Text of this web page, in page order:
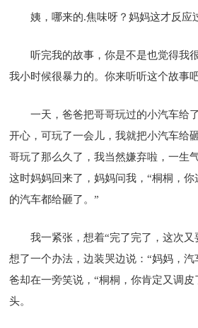
姨，哪来的.焦味呀？妈妈这才反应
听完我的故事，你是不是也觉得我
我小时候很暴力的。你来听听这个故事吧
一天，爸爸把哥哥玩过的小汽车给
开心，可玩了一会儿，我就把小汽车给
哥玩了那么久了，我当然嫌弃啦，一生
这时妈妈回来了，妈妈问我，“桐桐，
的汽车都给砸了。”
我一紧张，想着“完了完了，这次又
想了一个办法，边装哭边说：“妈妈，
爸却在一旁笑说，“桐桐，你肯定又调皮
头。